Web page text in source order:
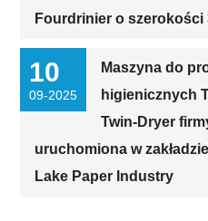
Fourdrinier o szerokości
10
09-2025
Maszyna do
higienicznych
Twin-Dryer
uruchomiona w
Lake Paper Industry